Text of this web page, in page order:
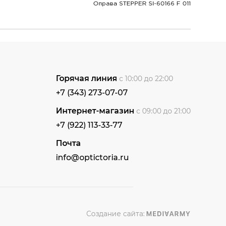
Оправа STEPPER SI-60166 F 011
Горячая линия с 10:00 до 22:00
+7 (343) 273-07-07
Интернет-магазин с 09:00 до 21:00
+7 (922) 113-33-77
Почта
info@optictoria.ru
Создание сайта: